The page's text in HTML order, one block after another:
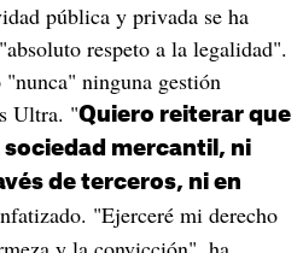
pública y privada se ha
respeto a la legalidad".
ninguna gestión
Ultra. "Quiero reiterar que
mercantil, ni
de terceros, ni en
"Ejerceré mi derecho